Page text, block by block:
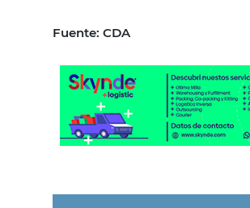
Fuente: CDA